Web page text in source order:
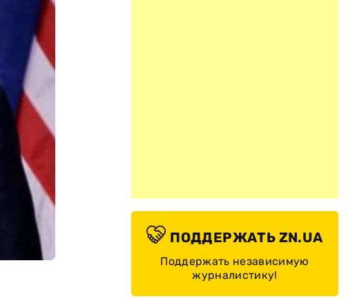
ПОДДЕРЖАТЬ ZN.UA
Поддержать независимую
журналистику!